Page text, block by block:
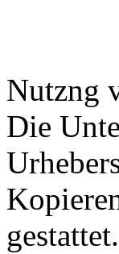
Nutzng
Die
gestattet.